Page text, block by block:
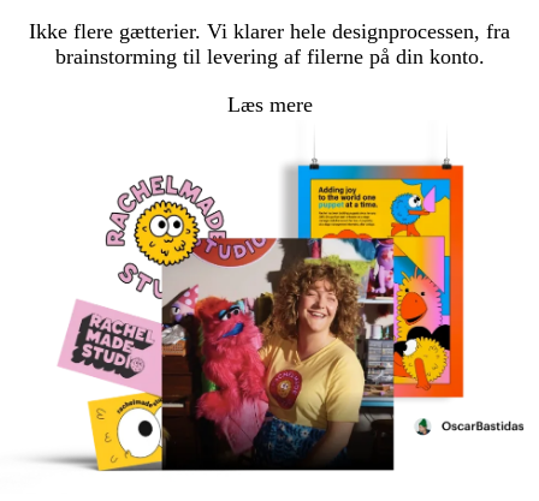
Ikke flere gætterier. Vi klarer hele designprocessen, fra
brainstorming til levering af filerne på din konto.
Læs mere